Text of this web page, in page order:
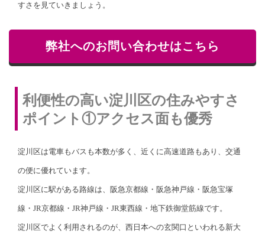
すさを見ていきましょう。
弊社へのお問い合わせはこちら
利便性の高い淀川区の住みやすさ
ポイント①アクセス面も優秀
淀川区は電車もバスも本数が多く、近くに高速道路もあり、交通
の便に優れています。
淀川区に駅がある路線は、阪急京都線・阪急神戸線・阪急宝塚
線・JR京都線・JR神戸線・JR東西線・地下鉄御堂筋線です。
淀川区でよく利用されるのが、西日本への玄関口といわれる新大